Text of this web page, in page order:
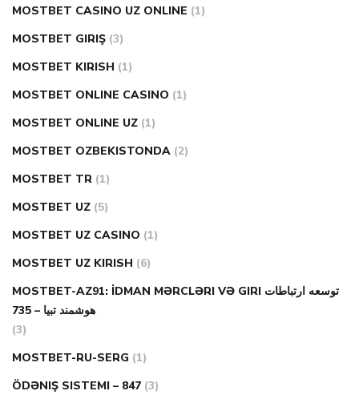
MOSTBET CASINO UZ ONLINE (1)
MOSTBET GIRIŞ (3)
MOSTBET KIRISH (1)
MOSTBET ONLINE CASINO (1)
MOSTBET ONLINE UZ (1)
MOSTBET OZBEKISTONDA (2)
MOSTBET TR (1)
MOSTBET UZ (5)
MOSTBET UZ CASINO (1)
MOSTBET UZ KIRISH (6)
MOSTBET-AZ91: İDMAN MƏRCLƏRI VƏ GIRI توسعه ارتباطات
هوشمند تبیا – 735
(3)
MOSTBET-RU-SERG (1)
ÖDƏNIŞ SISTEMI – 847 (3)